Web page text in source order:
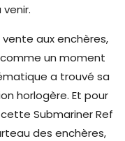
aux enchères,
un moment
a trouvé sa
horlogère. Et pour
Submariner Ref
des enchères,